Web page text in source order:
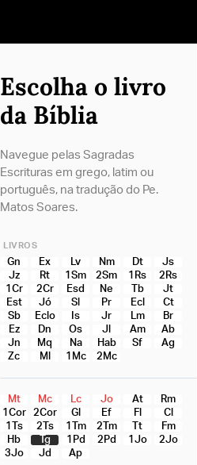
Escolha o livro
da Bíblia
Navegue pelas Sagradas
Escrituras em grego, latim ou
português, na tradução do Pe.
Matos Soares.
LIVROS
Gn Ex Lv Nm Dt
Js
Jz
Rt 1Sm 2Sm 1Rs
2Rs
1Cr
2Cr Esd Ne Tb
Jt
Est
Jó Sl Pr Ecl
Ct
Sb
Eclo Is Jr Lm
Br
Ez
Dn Os Jl Am
Ab
Jn
Mq Na Hab Sf
Ag
Zc
Ml 1Mc 2Mc
Mt Mc Lc Jo At
Rm
1Cor
2Cor Gl Ef Fl
Cl
1Ts
2Ts 1Tm 2Tm Tt
Fm
Hb
Tg 1Pd 2Pd 1Jo
2Jo
3Jo
Jd Ap